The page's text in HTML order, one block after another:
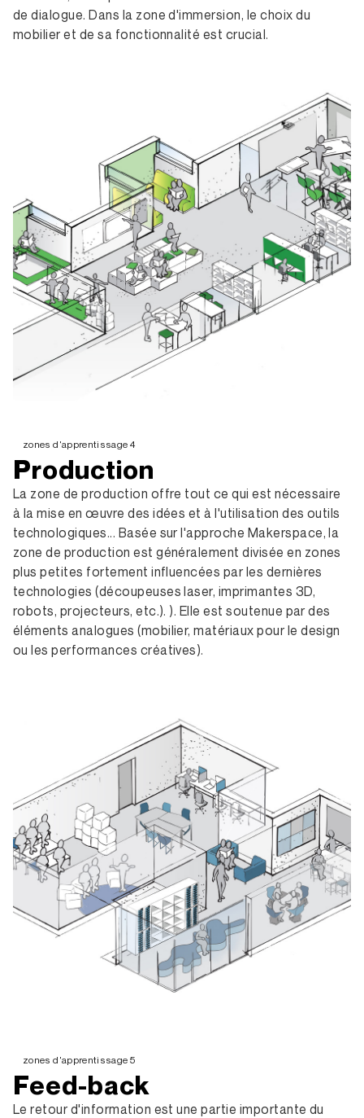
de dialogue. Dans la zone d'immersion, le choix du
mobilier et de sa fonctionnalité est crucial.
zones d'apprentissage 4
Production
La zone de production offre tout ce qui est nécessaire
à la mise en œuvre des idées et à l'utilisation des outils
technologiques... Basée sur l'approche Makerspace, la
zone de production est généralement divisée en zones
plus petites fortement influencées par les dernières
technologies (découpeuses laser, imprimantes 3D,
robots, projecteurs, etc.). ). Elle est soutenue par des
éléments analogues (mobilier, matériaux pour le design
ou les performances créatives).
zones d'apprentissage 5
Feed-back
Le retour d'information est une partie importante du